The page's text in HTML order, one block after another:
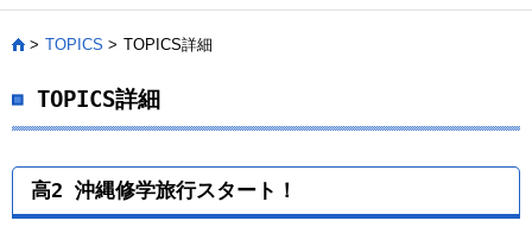
HOME
TOPICS TOPICS詳細
TOPICS詳細
高2 沖縄修学旅行スタート！